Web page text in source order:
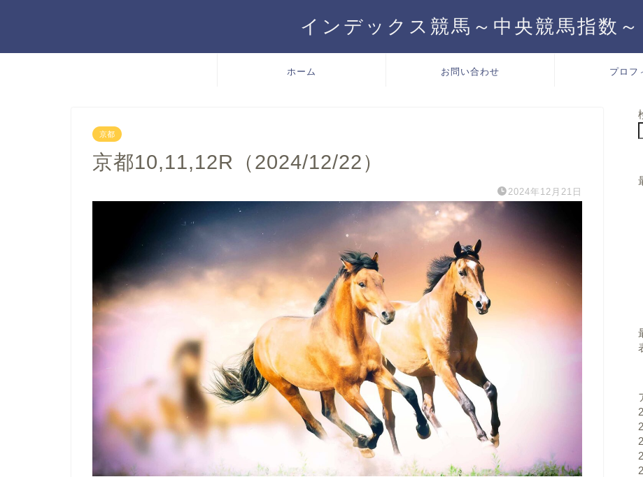
インデックス競馬～中央競馬指数～
ホーム お問い合わせ プロフ
京都
京都10,11,12R（2024/12/22）
2024年12月21日